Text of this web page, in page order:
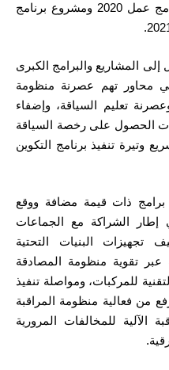
بولعجول حصيلة موجزة لتنفيذ برنامج عمل 2020 ومشروع برنامج
المشاريع والبرامج الكبرى
في محاور تهم عصرنة منظومة
تعليم السياقة، وإضفاء
الحصول على رخصة السياقة
وتيرة تنفيذ برنامج التكوين
برامج ذات قيمة مضافة ووقع
الشراكة مع الجماعات
تجهيزات البنيات التحتية
عبر تقوية منظومة المصادقة
للمركبات، ومواصلة تنفيذ
من فعالية منظومة المراقبة
الآلية للمخالفات المرورية